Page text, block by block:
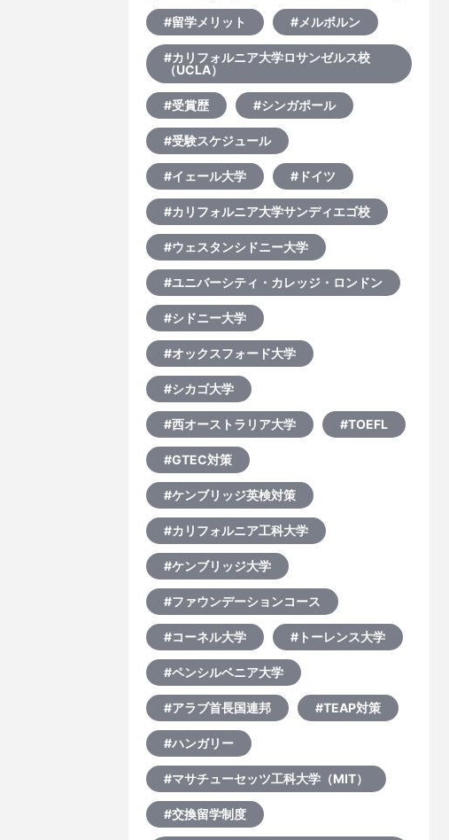
#留学メリット #メルボルン
#カリフォルニア大学ロサンゼルス校
（UCLA）
#受賞歴 #シンガポール
#受験スケジュール
#イェール大学 #ドイツ
#カリフォルニア大学サンディエゴ校
#ウェスタンシドニー大学
#ユニバーシティ・カレッジ・ロンドン
#シドニー大学
#オックスフォード大学
#シカゴ大学
#西オーストラリア大学 #TOEFL
#GTEC対策
#ケンブリッジ英検対策
#カリフォルニア工科大学
#ケンブリッジ大学
#ファウンデーションコース
#コーネル大学 #トーレンス大学
#ペンシルベニア大学
#アラブ首長国連邦 #TEAP対策
#ハンガリー
#マサチューセッツ工科大学（MIT）
#交換留学制度